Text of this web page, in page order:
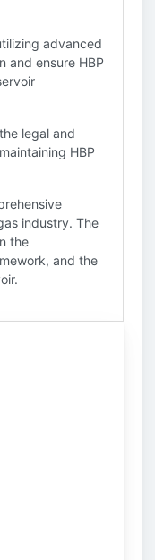
advanced
and ensure HBP
legal and
HBP
industry. The
the
and the